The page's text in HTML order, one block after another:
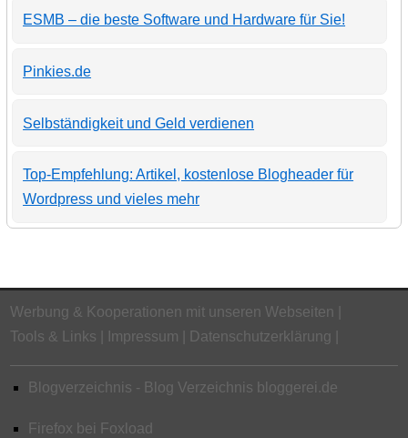
ESMB – die beste Software und Hardware für Sie!
Pinkies.de
Selbständigkeit und Geld verdienen
Top-Empfehlung: Artikel, kostenlose Blogheader für
Wordpress und vieles mehr
Werbung & Kooperationen mit unseren Webseiten
Tools & Links
Impressum Datenschutzerklärung
Blogverzeichnis - Blog Verzeichnis bloggerei.de
Firefox bei Foxload